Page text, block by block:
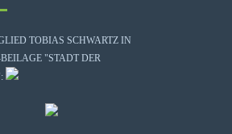
TOBIAS SCHWARTZ IN
"STADT DER